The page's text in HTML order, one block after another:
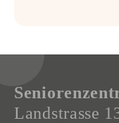
Landstrasse